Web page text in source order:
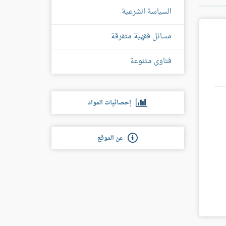
السياسة الشرعية
مسائل فقهية متفرقة
فتاوى متنوعة
إحصائيات المواد
عن الموقع